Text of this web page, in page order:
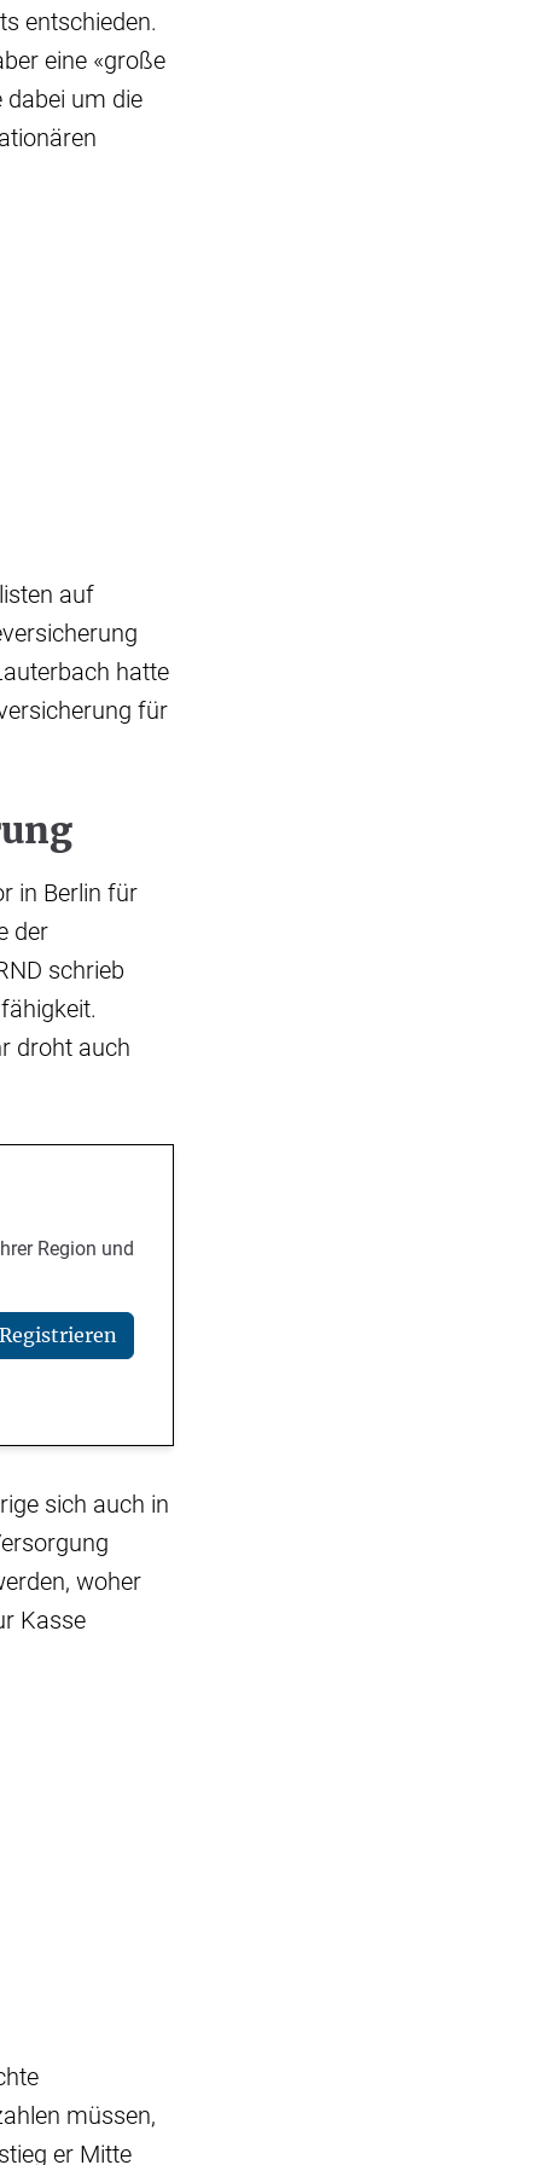
entschieden.
eine «große
dabei um die
auf
hatte
für
in Berlin für
der
schrieb
droht auch
Region und
Registrieren
sich auch in
woher
Kasse
müssen,
er Mitte